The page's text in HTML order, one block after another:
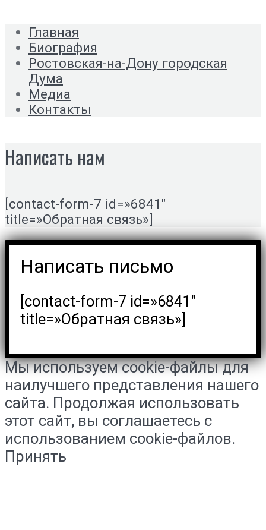
Главная
Биография
Ростовская-на-Дону городская
Дума
Медиа
Контакты
Написать нам
[contact-form-7 id=»6841″
title=»Обратная связь»]
Написать письмо
[contact-form-7 id=»6841″
title=»Обратная связь»]
Мы используем cookie-файлы для
наилучшего представления нашего
сайта. Продолжая использовать
этот сайт, вы соглашаетесь с
использованием cookie-файлов.
Принять